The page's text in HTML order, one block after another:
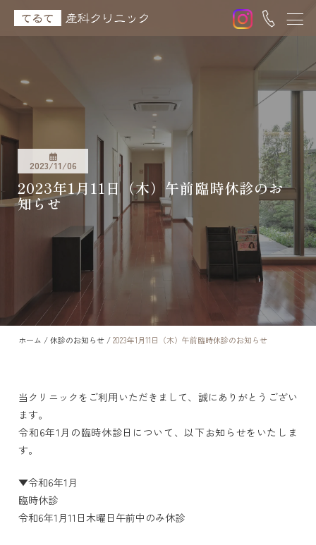
2023/11/06
2023年1月11日（木）午前臨時休診のお
知らせ
ホーム /休診のお知らせ /2023年1月11日（木）午前臨時休診のお知らせ
当クリニックをご利用いただきまして、誠にありがとうござい
ます。
令和6年1月の臨時休診日について、以下お知らせをいたしま
す。
▼令和6年1月
臨時休診
令和6年1月11日木曜日午前中のみ休診